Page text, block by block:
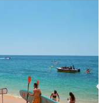
turystów.
wciąż są
tanie loty.
z Modlina do
zapłacili za nie
Dhabi do